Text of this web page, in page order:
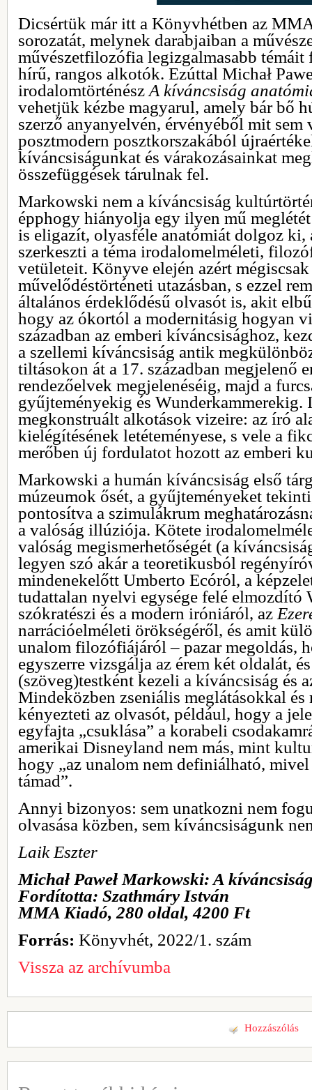
Dicsértük már itt a Könyvhétben az
sorozatát, melynek darabjaiban a
művészetfilozófia legizgalmasabb témáit
hírű, rangos alkotók. Ezúttal Michał
irodalomtörténész A kíváncsiság
vehetjük kézbe magyarul, amely bár bő
szerző anyanyelvén, érvényéből mit sem
posztmodern posztkorszakából
kíváncsiságunkat és várakozásainkat
összefüggések tárulnak fel.
Markowski nem a kíváncsiság
épphogy hiányolja egy ilyen mű
is eligazít, olyasféle anatómiát dolgoz ki,
szerkeszti a téma irodalomelméleti,
vetületeit. Könyve elején azért
művelődéstörténeti utazásban, s ezzel
általános érdeklődésű olvasót is, akit
hogy az ókortól a modernitásig hogyan
században az emberi kíváncsisághoz,
a szellemi kíváncsiság antik
tiltásokon át a 17. században megjelenő
rendezőelvek megjelenéséig, majd a
gyűjteményekig és Wunderkammerekig.
megkonstruált alkotások vizeire: az író
kielégítésének letéteményese, s vele a
merőben új fordulatot hozott az emberi
Markowski a humán kíváncsiság első
múzeumok ősét, a gyűjteményeket
pontosítva a szimulákrum
a valóság illúziója. Kötete
valóság megismerhetőségét (a
legyen szó akár a teoretikusból
mindenekelőtt Umberto Ecóról, a
tudattalan nyelvi egysége felé
szókratészi és a modern iróniáról, az
narrációelméleti örökségéről, és amit
unalom filozófiájáról – pazar megoldás,
egyszerre vizsgálja az érem két oldalát,
(szöveg)testként kezeli a kíváncsiság és
Mindeközben zseniális meglátásokkal
kényezteti az olvasót, például, hogy a
egyfajta „csuklása” a korabeli
amerikai Disneyland nem más, mint
hogy „az unalom nem definiálható,
támad”.
Annyi bizonyos: sem unatkozni nem
olvasása közben, sem kíváncsiságunk
Laik Eszter
Michał Paweł Markowski: A
Fordította: Szathmáry István
MMA Kiadó, 280 oldal, 4200 Ft
Forrás: Könyvhét, 2022/1. szám
Vissza az archívumba
Hozzászólás